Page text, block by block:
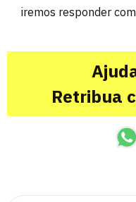
iremos responder
Retribua